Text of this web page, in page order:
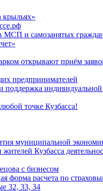
МСП и самозанятых
открывают приём
предпринимателей
точке Кузбасса!
муниципальной
Кузбасса
с бизнесом
расчета по
32, 33, 34